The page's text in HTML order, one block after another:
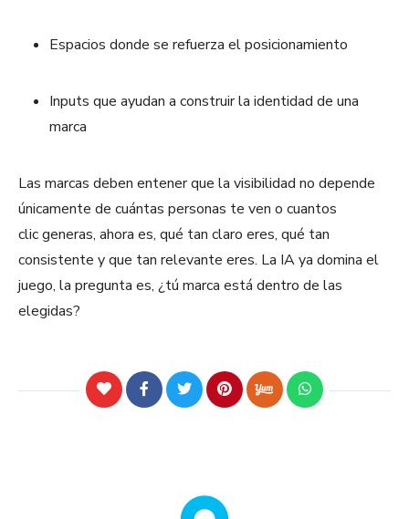
Espacios donde se refuerza el posicionamiento
Inputs que ayudan a construir la identidad de una
marca
Las marcas deben entener que la visibilidad no depende
únicamente de cuántas personas te ven o cuantos
clic generas, ahora es, qué tan claro eres, qué tan
consistente y que tan relevante eres. La IA ya domina el
juego, la pregunta es, ¿tú marca está dentro de las
elegidas?